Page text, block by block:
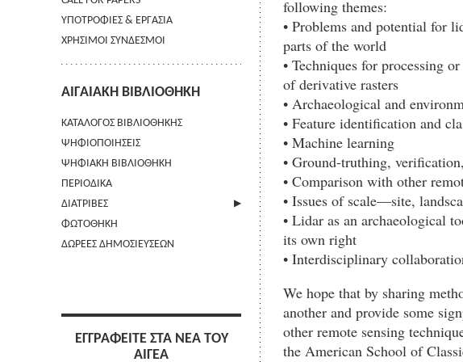
ΥΠΟΤΡΟΦΙΕΣ & ΕΡΓΑΣΙΑ
ΧΡΗΣΙΜΟΙ ΣΥΝΔΕΣΜΟΙ
ΑΙΓΑΙΑΚΗ ΒΙΒΛΙΟΘΗΚΗ
ΚΑΤΑΛΟΓΟΣ ΒΙΒΛΙΟΘΗΚΗΣ
ΨΗΦΙΟΠΟΙΗΣΕΙΣ
ΨΗΦΙΑΚΗ ΒΙΒΛΙΟΘΗΚΗ
ΠΕΡΙΟΔΙΚΑ
ΔΙΑΤΡΙΒΕΣ
ΑΠΟΣΤΟΛΗ ΠΕΡΙΛΗΨΗΣ
ΦΩΤΟΘΗΚΗ
ΔΩΡΕΕΣ ΔΗΜΟΣΙΕΥΣΕΩΝ
ΕΓΓΡΑΦΕΙΤΕ ΣΤΑ ΝΕΑ ΤΟΥ
ΑΙΓΕΑ
following themes:
• Problems and potential for
parts of the world
• Techniques for processing
of derivative rasters
• Archaeological and
• Feature identification and
• Machine learning
• Ground-truthing,
• Comparison with other
• Issues of scale—site,
• Lidar as an archaeological
its own right
• Interdisciplinary
We hope that by sharing
another and provide some
other remote sensing
the American School of